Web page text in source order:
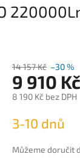
14 157 Kč –30 %
9 910 Kč
8 190 Kč bez DPH
cena:
3-10 dnů
Můžeme doručit